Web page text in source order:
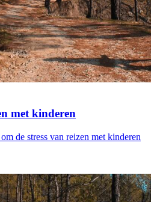
met kinderen
de stress van reizen met kinderen